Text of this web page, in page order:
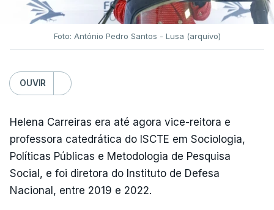
Foto: António Pedro Santos - Lusa (arquivo)
OUVIR
Helena Carreiras era até agora vice-reitora e
professora catedrática do ISCTE em Sociologia,
Políticas Públicas e Metodologia de Pesquisa
Social, e foi diretora do Instituto de Defesa
Nacional, entre 2019 e 2022.